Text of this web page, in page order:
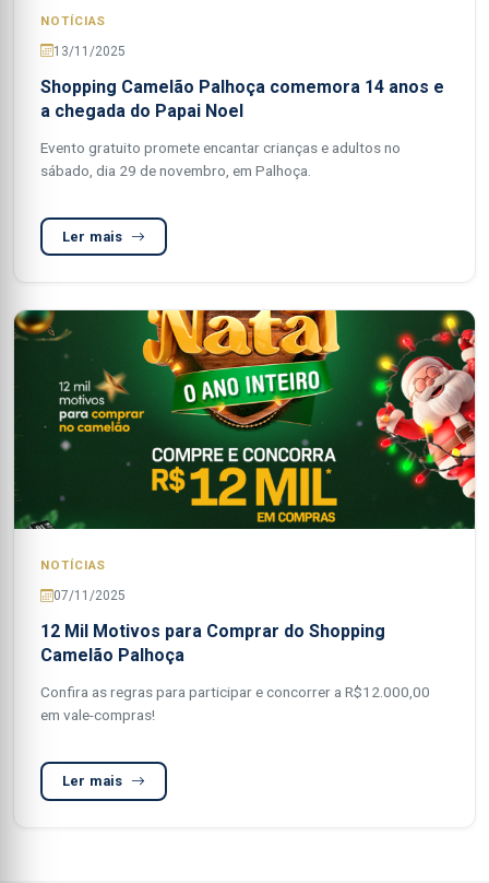
NOTÍCIAS
13/11/2025
Shopping Camelão Palhoça comemora 14 anos e
a chegada do Papai Noel
Evento gratuito promete encantar crianças e adultos no
sábado, dia 29 de novembro, em Palhoça.
Ler mais
NOTÍCIAS
07/11/2025
12 Mil Motivos para Comprar do Shopping
Camelão Palhoça
Confira as regras para participar e concorrer a R$12.000,00
em vale-compras!
Ler mais